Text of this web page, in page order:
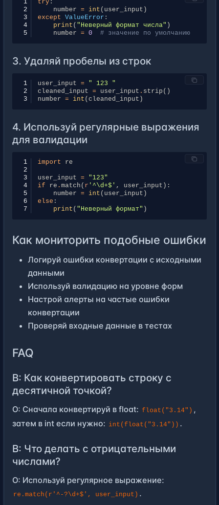
1 try:
2
number = int ( user_input )
3
except ValueError :
4
print ( "Неверный формат числа" )
5
number = 0 # значение по умолчанию
3. Удаляй пробелы из строк
1 user_input =
" 123 "
2
cleaned_input = user_input . strip ()
3
number = int ( cleaned_input )
4. Используй регулярные выражения
для валидации
1 import
re
2
3
user_input =
"123"
4
if re . match ( r '^\d+$' , user_input ):
5
number = int ( user_input )
6
else :
7
print ( "Неверный формат" )
Как мониторить подобные ошибки
Логируй ошибки конвертации с исходными
данными
Используй валидацию на уровне форм
Настрой алерты на частые ошибки
конвертации
Проверяй входные данные в тестах
FAQ
В: Как конвертировать строку с
десятичной точкой?
О: Сначала конвертируй в float: float("3.14") ,
затем в int если нужно: int(float("3.14")) .
В: Что делать с отрицательными
числами?
О: Используй регулярное выражение:
re.match(r'^-?\d+$', user_input) .